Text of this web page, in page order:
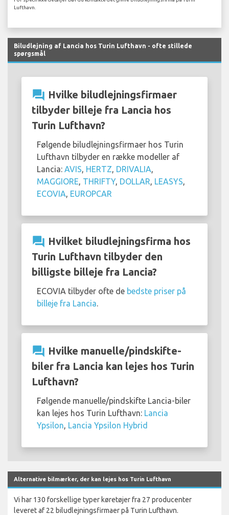
Lufthavn.
Biludlejning af Lancia hos Turin Lufthavn - ofte stillede
spørgsmål
question_answer Hvilke biludlejningsfirmaer
tilbyder billeje fra Lancia hos
Turin Lufthavn?
Følgende biludlejningsfirmaer hos Turin
Lufthavn tilbyder en række modeller af
Lancia: AVIS HERTZ DRIVALIA
MAGGIORE THRIFTY, DOLLAR LEASYS
ECOVIA EUROPCAR
question_answer Hvilket biludlejningsfirma hos
Turin Lufthavn tilbyder den
billigste billeje fra Lancia?
ECOVIA tilbyder ofte de bedste priser på
billeje fra Lancia
question_answer Hvilke manuelle/pindskifte-
biler fra Lancia kan lejes hos Turin
Lufthavn?
Følgende manuelle/pindskifte Lancia-biler
kan lejes hos Turin Lufthavn: Lancia
Ypsilon Lancia Ypsilon Hybrid
Alternative bilmærker, der kan lejes hos Turin Lufthavn
Vi har 130 forskellige typer køretøjer fra 27 producenter
leveret af 22 biludlejningsfirmaer på Turin Lufthavn.